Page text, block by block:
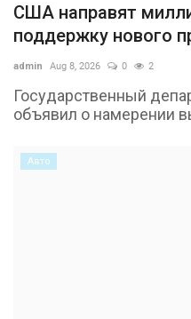
США направят
поддержку нового
admin Aug 8, 2026 0 2
Государственный
объявил о намерении
Авто